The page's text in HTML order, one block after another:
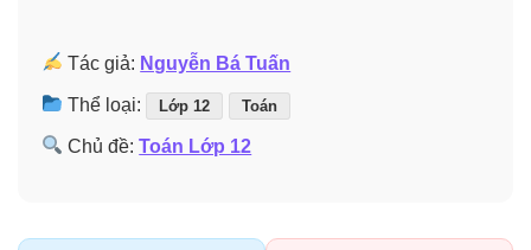
Tác giả: Nguyễn Bá Tuấn
Thể loại: Lớp 12 Toán
Chủ đề:Toán Lớp 12